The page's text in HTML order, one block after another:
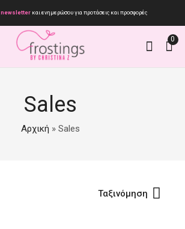
newsletter και ενημερώσου για προτάσεις και προσφορές
0
Sales
Αρχική » Sales
Ταξινόμηση